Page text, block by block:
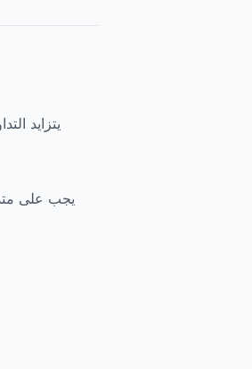
يتزايد
يجب على